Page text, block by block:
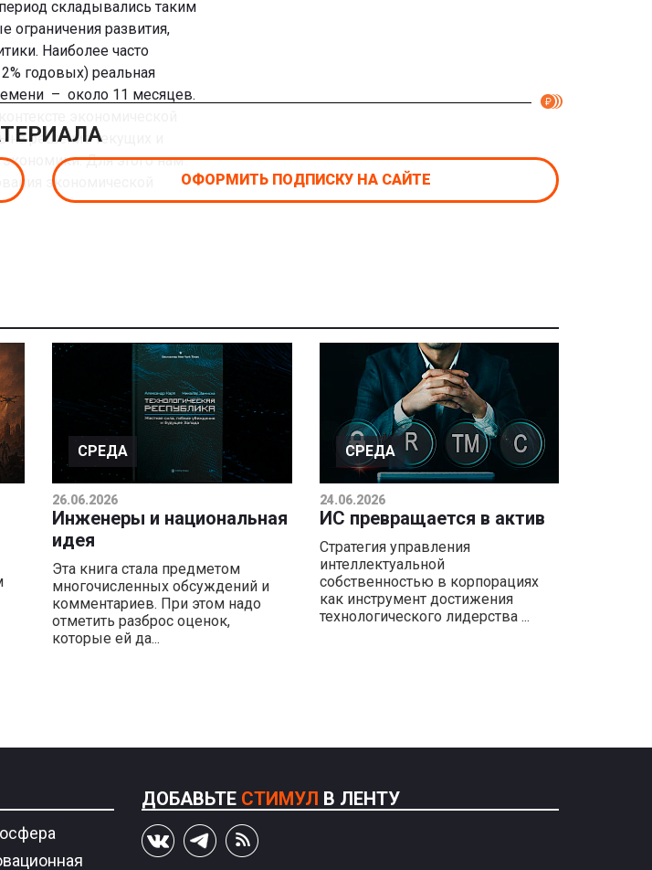
складывались таким
ограничения развития,
Наиболее часто
годовых) реальная
– около 11 месяцев.
на решение текущих и
Для этого нам
экономической
ОФОРМИТЬ ПОДПИСКУ НА САЙТЕ
СРЕДА
26.06.2026
Инженеры и национальная
идея
Эта книга стала предметом
многочисленных обсуждений и
комментариев. При этом надо
отметить разброс оценок,
которые ей да...
СРЕДА
24.06.2026
ИС превращается в актив
Стратегия управления
интеллектуальной
собственностью в корпорациях
как инструмент достижения
технологического лидерства ...
ДОБАВЬТЕ СТИМУЛ В ЛЕНТУ